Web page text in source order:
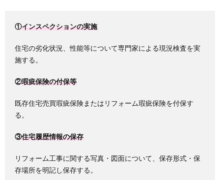
①インスペクションの実施
住宅の劣化状況、性能等について専門家による現況検査を実
施する。
②瑕疵保険の付保等
既存住宅売買瑕疵保険またはリフォーム瑕疵保険を付保す
る。
③住宅履歴情報の保存
リフォーム工事に関する写真・図面について、保存形式・保
存場所を明記し保存する。